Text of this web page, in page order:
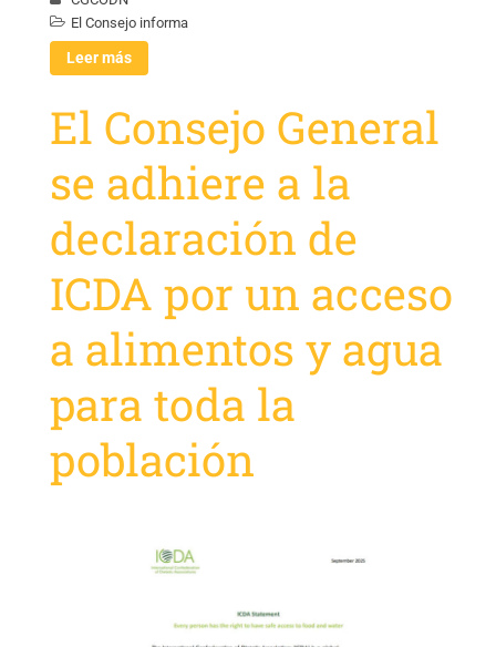
El Consejo informa
Leer más
El Consejo General
se adhiere a la
declaración de
ICDA por un acceso
a alimentos y agua
para toda la
población